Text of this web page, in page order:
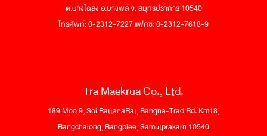
ต.บางโฉลง อ.บางพลี จ. สมุทรปราการ 10540
โทรศัพท์: 0-2312-7227 แฟกซ์: 0-2312-7618-9
Tra Maekrua Co., Ltd.
189 Moo 9, Soi RattanaRat, Bangna-Trad Rd. Km18,
Bangchalong, Bangplee, Samutprakarn 10540